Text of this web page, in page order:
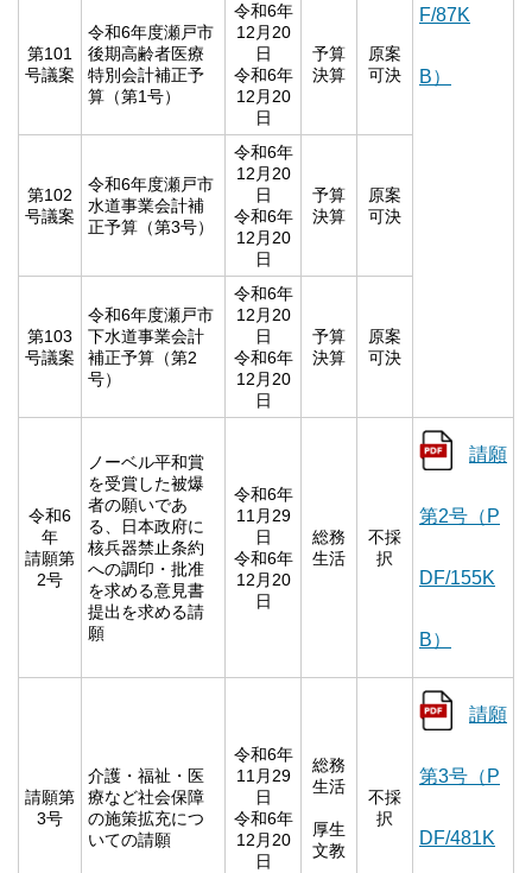
F/87K
B）
第101
号議案
令和6年度瀬戸市
後期高齢者医療
特別会計補正予
算（第1号）
令和6年
12月20
日
令和6年
12月20
日
予算
決算
原案
可決
第102
号議案
令和6年度瀬戸市
水道事業会計補
正予算（第3号）
令和6年
12月20
日
令和6年
12月20
日
予算
決算
原案
可決
第103
号議案
令和6年度瀬戸市
下水道事業会計
補正予算（第2
号）
令和6年
12月20
日
令和6年
12月20
日
予算
決算
原案
可決
令和6
年
請願第
2号
ノーベル平和賞
を受賞した被爆
者の願いであ
る、日本政府に
核兵器禁止条約
への調印・批准
を求める意見書
提出を求める請
願
令和6年
11月29
日
令和6年
12月20
日
総務
生活
不採
択
請願
第2号（P
DF/155K
B）
請願第
3号
介護・福祉・医
療など社会保障
の施策拡充につ
いての請願
令和6年
11月29
日
令和6年
12月20
日
総務
生活
厚生
文教
不採
択
請願
第3号（P
DF/481K